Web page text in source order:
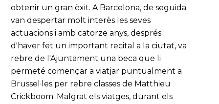
obtenir un gran èxit. A Barcelona, de seguida
van despertar molt interès les seves
actuacions i amb catorze anys, després
d'haver fet un important recital a la ciutat, va
rebre de l'Ajuntament una beca que li
permeté començar a viatjar puntualment a
Brussel·les per rebre classes de Matthieu
Crickboom. Malgrat els viatges, durant els